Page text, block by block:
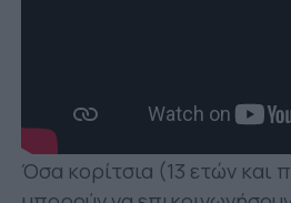
Όσα κορίτσια (13 ετών και